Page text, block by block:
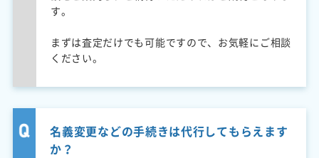
す。
まずは査定だけでも可能ですので、お気軽にご相談
ください。
名義変更などの手続きは代行してもらえます
か？